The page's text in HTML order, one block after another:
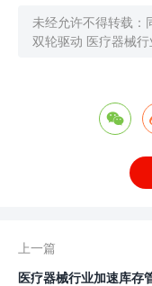
未经允许不得转载：
双轮驱动 医疗器械

上一篇
医疗器械行业加速库存